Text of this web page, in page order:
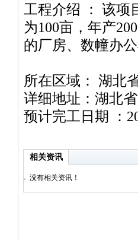
工程介绍 ： 该项
为100亩，年产
的厂房、数幢办
所在区域： 湖北
详细地址：湖北
预计完工日期 ：
相关资讯
没有相关资讯！